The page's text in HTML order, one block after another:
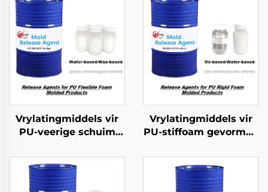
Vrylatingmiddels vir
PU-veerige schuim
Vrylatingmiddels vir
PU-stiffoam gevormde